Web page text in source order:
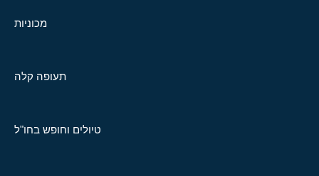
מכוניות
תעופה קלה
טיולים וחופש בחו"ל